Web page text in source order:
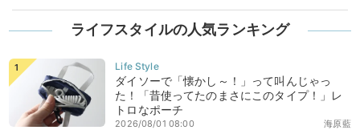
ライフスタイルの人気ランキング
ダイソーで「懐かし～！」って叫んじゃっ
た！「昔使ってたのまさにこのタイプ！」レ
トロなポーチ
海原藍
2026/08/01 08:00